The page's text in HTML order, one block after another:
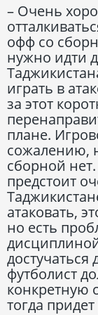
– Очень
офф со
нужно идти
играть в
за этот
плане.
сожалению,
сборной
предстоит
атаковать,
но есть
достучаться
футболист
конкретную
тогда придет